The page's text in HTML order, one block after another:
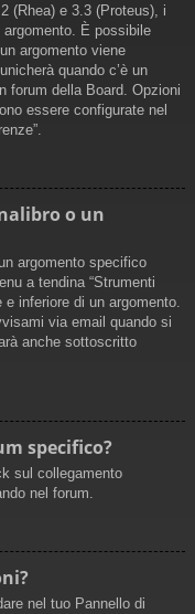
(Rhea) e 3.3 (Proteus), i
È possibile
argomento viene
quando c’è un
forum della Board. Opzioni
essere configurate nel
o un
argomento specifico
a tendina “Strumenti
inferiore di un argomento.
via email quando si
anche sottoscritto
specifico?
sul collegamento
nel forum.
nel tuo Pannello di